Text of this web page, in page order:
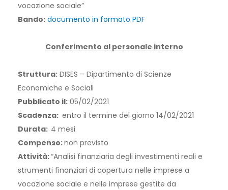
vocazione sociale”
Bando: documento in formato PDF
Conferimento al personale interno
Struttura: DISES – Dipartimento di Scienze
Economiche e Sociali
Pubblicato il: 05/02/2021
Scadenza: entro il termine del giorno 14/02/2021
Durata: 4 mesi
Compenso:non previsto
Attività:“Analisi finanziaria degli investimenti reali e
strumenti finanziari di copertura nelle imprese a
vocazione sociale e nelle imprese gestite da